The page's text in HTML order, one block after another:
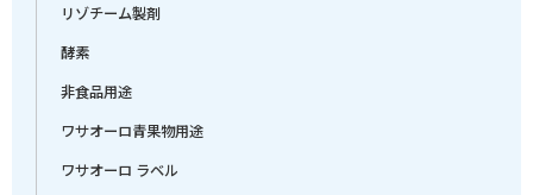
リゾチーム製剤
酵素
非食品用途
ワサオーロ青果物用途
ワサオーロ ラベル